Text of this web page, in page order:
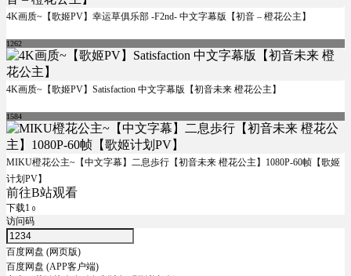
4K画质~【歌姬PV】幸运草俱乐部 -F2nd- 中文字幕版【初音 – 橙花公主】
1262
4K画质~【歌姬PV】Satisfaction 中文字幕版【初音未来 橙花公主】
1584
MIKU橙花公主~【中文字幕】二息歩行【初音未来 橙花公主】1080P-60帧【歌姬
计划PV】
前往B站观看
下载1 0
访问码
百度网盘 (网页版)
百度网盘 (APP客户端)